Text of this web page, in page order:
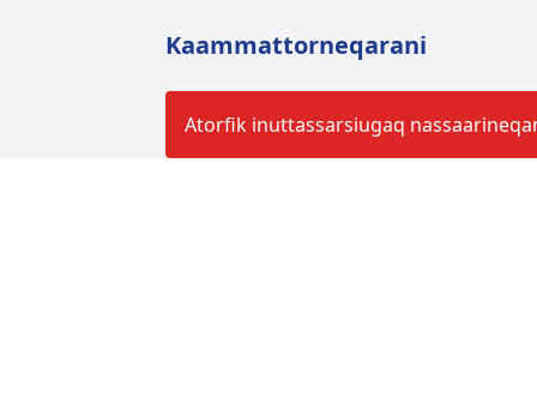
Kaammattorneqarani
Atorfik inuttassarsiugaq